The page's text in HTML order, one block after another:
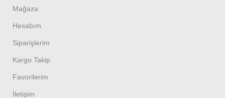
Mağaza
Hesabım
Siparişlerim
Kargo Takip
Favorilerim
İletişim